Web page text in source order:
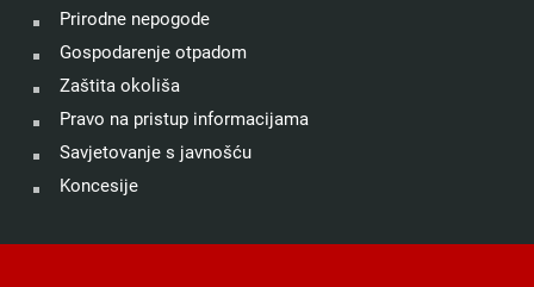
Prirodne nepogode
Gospodarenje otpadom
Zaštita okoliša
Pravo na pristup informacijama
Savjetovanje s javnošću
Koncesije